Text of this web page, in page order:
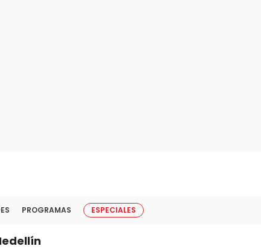
PROGRAMAS ESPECIALES